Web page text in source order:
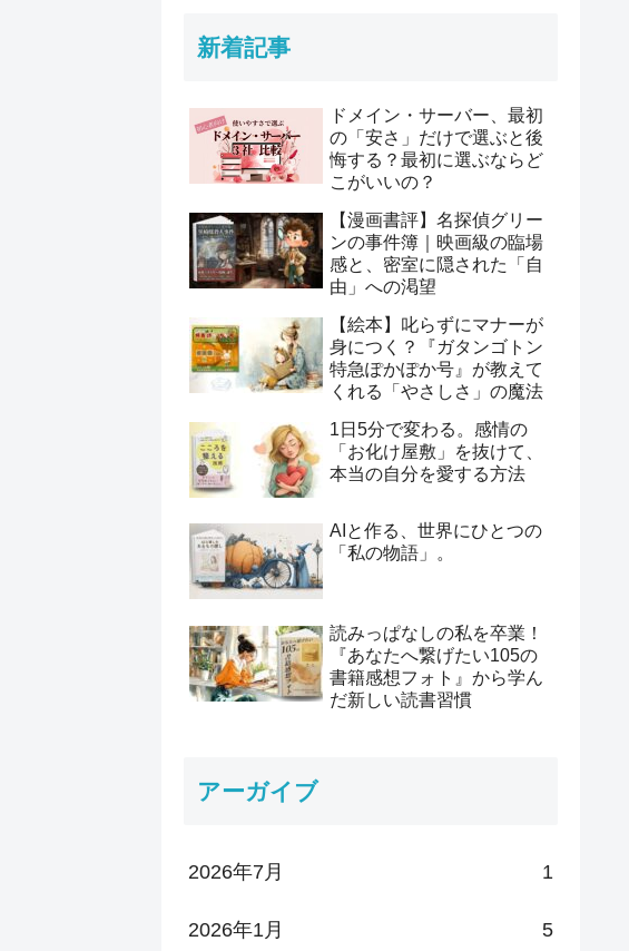
新着記事
ドメイン・サーバー、最初
の「安さ」だけで選ぶと後
悔する？最初に選ぶならど
こがいいの？
【漫画書評】名探偵グリー
ンの事件簿｜映画級の臨場
感と、密室に隠された「自
由」への渇望
【絵本】叱らずにマナーが
身につく？『ガタンゴトン
特急ぽかぽか号』が教えて
くれる「やさしさ」の魔法
1日5分で変わる。感情の
「お化け屋敷」を抜けて、
本当の自分を愛する方法
AIと作る、世界にひとつの
「私の物語」。
読みっぱなしの私を卒業！
『あなたへ繋げたい105の
書籍感想フォト』から学ん
だ新しい読書習慣
アーガイブ
2026年7月 1
2026年1月 5